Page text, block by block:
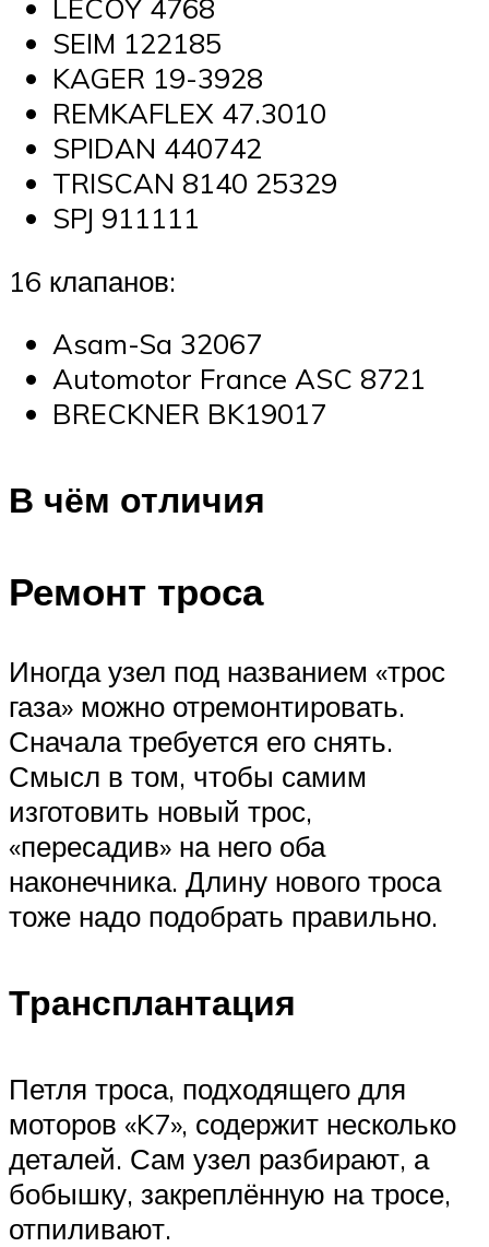
LECOY 4768
SEIM 122185
KAGER 19-3928
REMKAFLEX 47.3010
SPIDAN 440742
TRISCAN 8140 25329
SPJ 911111
16 клапанов:
Asam-Sa 32067
Automotor France ASC 8721
BRECKNER BK19017
В чём отличия
Ремонт троса
Иногда узел под названием «трос
газа» можно отремонтировать.
Сначала требуется его снять.
Смысл в том, чтобы самим
изготовить новый трос,
«пересадив» на него оба
наконечника. Длину нового троса
тоже надо подобрать правильно.
Трансплантация
Петля троса, подходящего для
моторов «K7», содержит несколько
деталей. Сам узел разбирают, а
бобышку, закреплённую на тросе,
отпиливают.